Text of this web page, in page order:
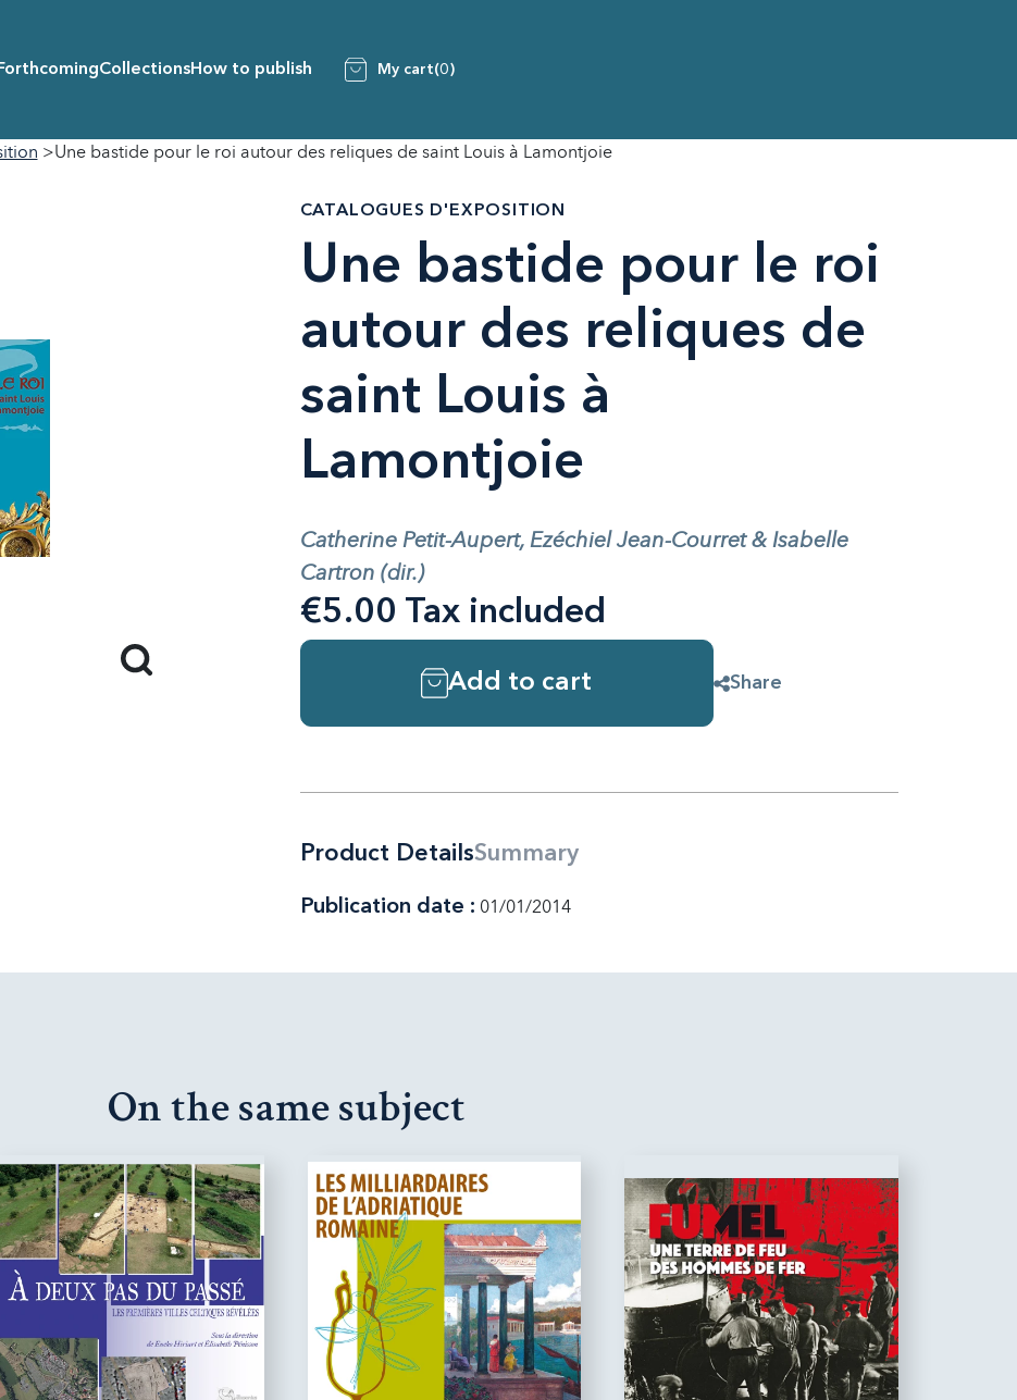
CollectionsHow to publish My cart(0)
Une bastide pour le roi autour des reliques de saint Louis à Lamontjoie
CATALOGUES D'EXPOSITION
Une bastide pour le roi
autour des reliques de
saint Louis à
Lamontjoie
Catherine Petit-Aupert, Ezéchiel Jean-Courret & Isabelle
Cartron (dir.)
€5.00 Tax included
Add to cart Share
Product DetailsSummary
Publication date : 01/01/2014
On the same subject